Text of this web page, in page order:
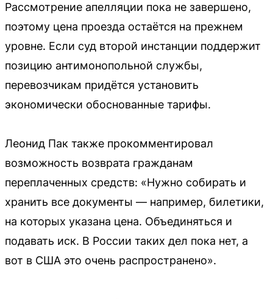
Рассмотрение апелляции пока не завершено,
поэтому цена проезда остаётся на прежнем
уровне. Если суд второй инстанции поддержит
позицию антимонопольной службы,
перевозчикам придётся установить
экономически обоснованные тарифы.
Леонид Пак также прокомментировал
возможность возврата гражданам
переплаченных средств: «Нужно собирать и
хранить все документы — например, билетики,
на которых указана цена. Объединяться и
подавать иск. В России таких дел пока нет, а
вот в США это очень распространено».